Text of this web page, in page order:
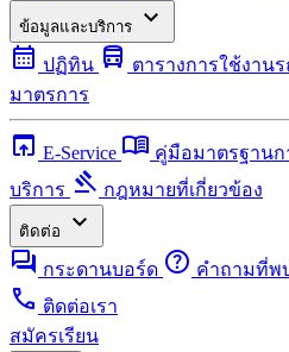
ข้อมูลและบริการ
expand_more
calendar_month ปฏิทิน directions_bus ตารางการใช้งาน
มาตรการ
open_in_browser E-Service menu_book คู่มือมาตรฐาน
บริการ gavel กฎหมายที่เกี่ยวข้อง
ติดต่อ
expand_more
forum กระดานบอร์ด help คำถามที่พ
call ติดต่อเรา
สมัครเรียน